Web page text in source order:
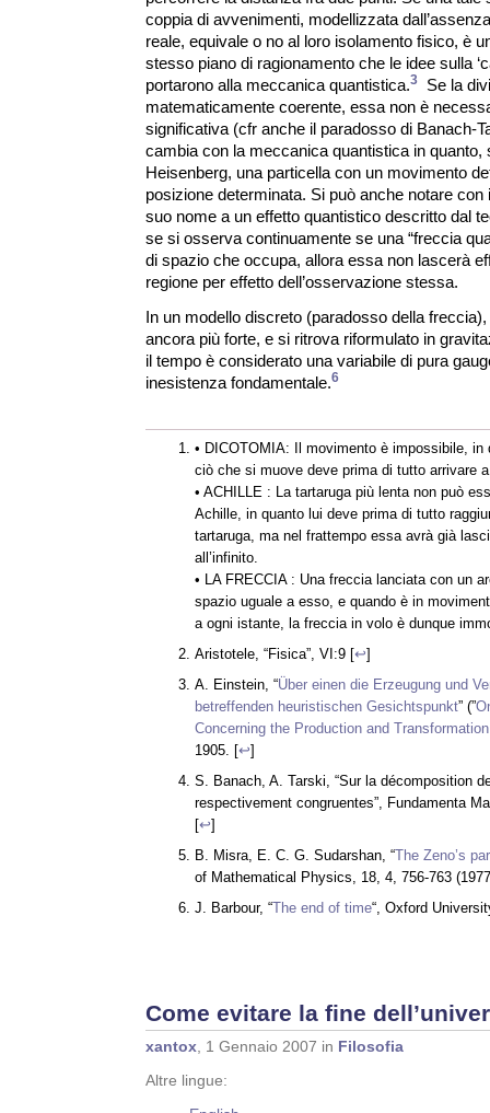
coppia di avvenimenti, modellizzata
reale, equivale o no al loro isolamento fisico, è
stesso piano di ragionamento che le idee sulla
portarono alla meccanica quantistica.3
Se la
matematicamente coerente, essa non è
significativa (cfr anche il paradosso di Banach-
cambia con la meccanica quantistica in quanto,
Heisenberg, una particella con un movimento
posizione determinata. Si può anche notare
suo nome a un effetto quantistico descritto dal
se si osserva continuamente se una “freccia
di spazio che occupa, allora essa non lascerà
regione per effetto dell’osservazione stessa.
In un modello discreto (paradosso della freccia),
ancora più forte, e si ritrova riformulato in
il tempo è considerato una variabile di pura
inesistenza fondamentale.6
• DICOTOMIA: Il movimento è impossibile, in
ciò che si muove deve prima di tutto arrivare
• ACHILLE : La tartaruga più lenta non può
Achille, in quanto lui deve prima di tutto
tartaruga, ma nel frattempo essa avrà già
all’infinito.
• LA FRECCIA : Una freccia lanciata con un
spazio uguale a esso, e quando è in
a ogni istante, la freccia in volo è dunque
Aristotele, “Fisica”, VI:9 [↩]
A. Einstein, “Über einen die Erzeugung und
betreffenden heuristischen Gesichtspunkt” (”
Concerning the Production and
1905. [↩]
S. Banach, A. Tarski, “Sur la décomposition
respectivement congruentes”, Fundamenta
[↩]
B. Misra, E. C. G. Sudarshan, “The Zeno’s
of Mathematical Physics, 18, 4, 756-763
J. Barbour, “The end of time“, Oxford
Come evitare la fine
xantox, 1 Gennaio 2007 in Filosofia
Altre lingue: